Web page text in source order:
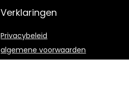
Verklaringen
Privacybeleid
algemene voorwaarden